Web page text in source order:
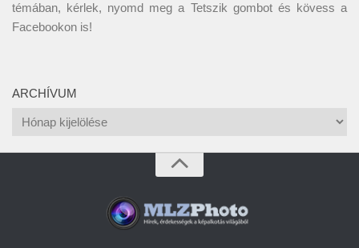
témában, kérlek, nyomd meg a Tetszik gombot és kövess a
Facebookon is!
ARCHÍVUM
Archívum